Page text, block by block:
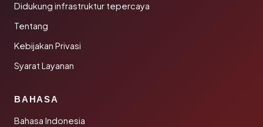
Didukung infrastruktur tepercaya
Tentang
Kebijakan Privasi
Syarat Layanan
BAHASA
Bahasa Indonesia